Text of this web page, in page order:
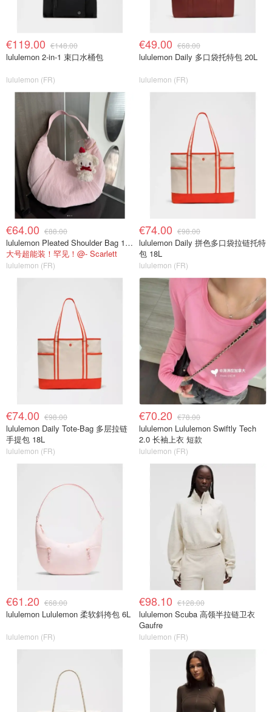
€119.00 €148.00
lululemon 2-in-1 束口水桶包
lululemon (FR)
€49.00 €68.00
lululemon Daily 多口袋托特包 20L
lululemon (FR)
€64.00 €88.00
lululemon Pleated Shoulder Bag 10L 单肩包
大号超能装！罕见！@- Scarlett
lululemon (FR)
€74.00 €98.00
lululemon Daily 拼色多口袋拉链托特
包 18L
lululemon (FR)
€74.00 €98.00
lululemon Daily Tote-Bag 多层拉链
手提包 18L
lululemon (FR)
€70.20 €78.00
lululemon Lululemon Swiftly Tech
2.0 长袖上衣 短款
lululemon (FR)
€61.20 €68.00
lululemon Lululemon 柔软斜挎包 6L
lululemon (FR)
€98.10 €128.00
lululemon Scuba 高领半拉链卫衣
Gaufre
lululemon (FR)